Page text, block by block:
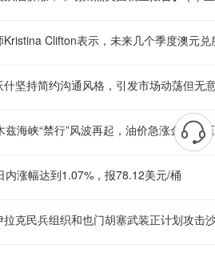
海峡“禁行”风波再起，油价急涨金价承
内涨幅达到1.07%，报78.12美元/桶